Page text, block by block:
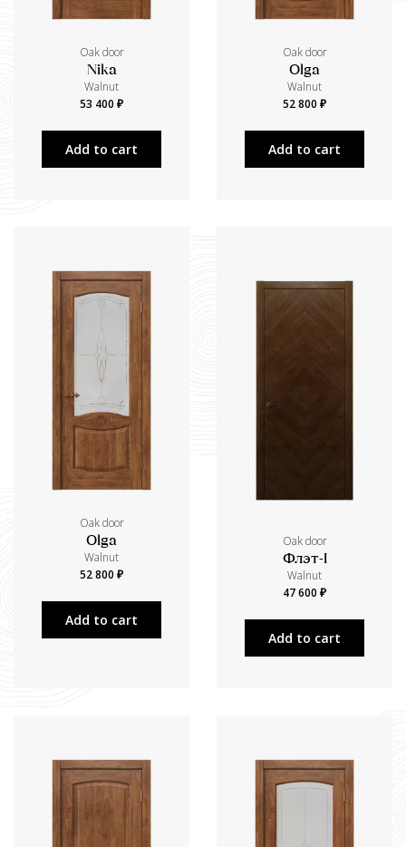
Oak door
Nika
Walnut
53 400 ₽
Add to cart
Oak door
Olga
Walnut
52 800 ₽
Add to cart
Oak door
Olga
Walnut
52 800 ₽
Add to cart
Oak door
Флэт-I
Walnut
47 600 ₽
Add to cart